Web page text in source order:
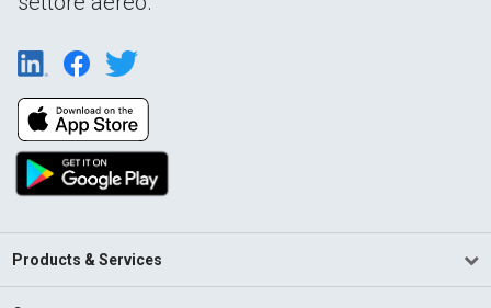
Products & Services